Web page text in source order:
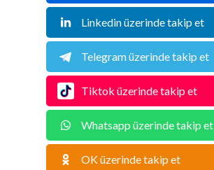
Linkedin üzerinde takip et
Telegram üzerinde takip et
Tiktok üzerinde takip et
Whatsapp üzerinde takip et
OK üzerinde takip et